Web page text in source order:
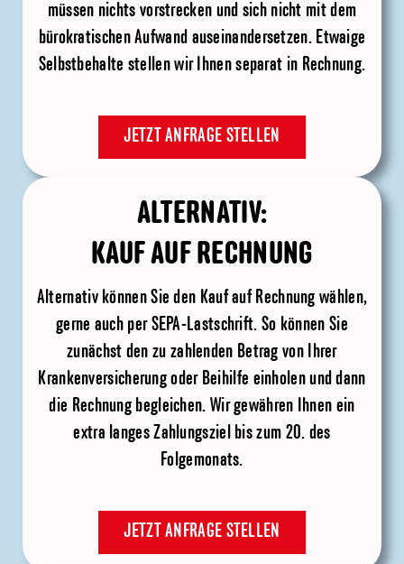
müssen nichts vorstrecken und sich nicht mit dem
bürokratischen Aufwand auseinandersetzen. Etwaige
Selbstbehalte stellen wir Ihnen separat in Rechnung.
JETZT ANFRAGE STELLEN
ALTERNATIV:
KAUF AUF RECHNUNG
Alternativ können Sie den Kauf auf Rechnung wählen,
gerne auch per SEPA-Lastschrift. So können Sie
zunächst den zu zahlenden Betrag von Ihrer
Krankenversicherung oder Beihilfe einholen und dann
die Rechnung begleichen. Wir gewähren Ihnen ein
extra langes Zahlungsziel bis zum 20. des
Folgemonats.
JETZT ANFRAGE STELLEN